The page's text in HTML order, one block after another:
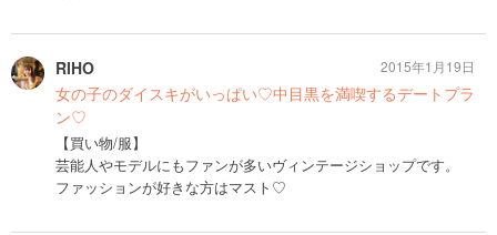
RIHO
女の子のダイスキがいっぱい♡中目黒を満喫するデートプラ
ン♡
【買い物/服】
芸能人やモデルにもファンが多いヴィンテージショップです。
ファッションが好きな方はマスト♡
2015年1月19日